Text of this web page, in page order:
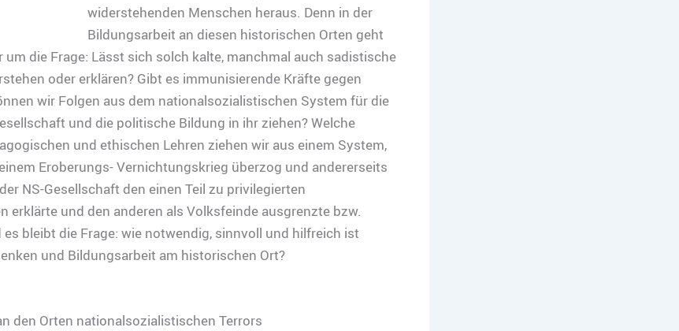
widerstehenden Menschen heraus. Denn in der
Bildungsarbeit an diesen historischen Orten geht
um die Frage: Lässt sich solch kalte, manchmal auch sadistische
oder erklären? Gibt es immunisierende Kräfte gegen
wir Folgen aus dem nationalsozialistischen System für die
und die politische Bildung in ihr ziehen? Welche
und ethischen Lehren ziehen wir aus einem System,
Eroberungs- Vernichtungskrieg überzog und andererseits
NS-Gesellschaft den einen Teil zu privilegierten
erklärte und den anderen als Volksfeinde ausgrenzte bzw.
es bleibt die Frage: wie notwendig, sinnvoll und hilfreich ist
und Bildungsarbeit am historischen Ort?
den Orten nationalsozialistischen Terrors